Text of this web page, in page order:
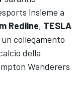
insieme a
Redline, TESLA
collegamento
della
Wanderers